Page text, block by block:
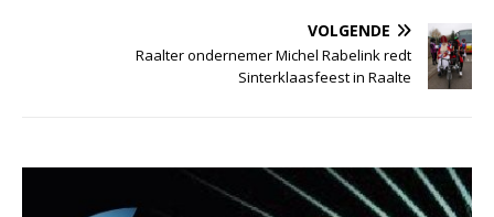
VOLGENDE
Raalter ondernemer Michel Rabelink redt
Sinterklaasfeest in Raalte